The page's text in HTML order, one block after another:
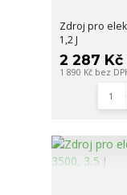
Zdroj pro
1,2 J
2 287 Kč
1 890 Kč bez